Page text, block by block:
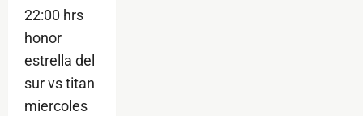
22:00 hrs
honor
estrella del
sur vs titan
miercoles